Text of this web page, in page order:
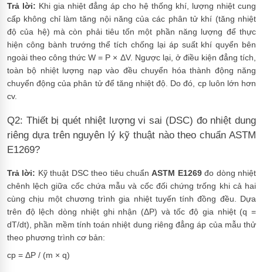
Trả lời: Khi gia nhiệt đẳng áp cho hệ thống khí, lượng nhiệt cung
cấp không chỉ làm tăng nội năng của các phân tử khí (tăng nhiệt
độ của hệ) mà còn phải tiêu tốn một phần năng lượng để thực
hiện công bành trướng thể tích chống lại áp suất khí quyển bên
ngoài theo công thức W = P × ΔV. Ngược lại, ở điều kiện đẳng tích,
toàn bộ nhiệt lượng nạp vào đều chuyển hóa thành động năng
chuyển động của phân tử để tăng nhiệt độ. Do đó, cp luôn lớn hơn
cv.
Q2: Thiết bị quét nhiệt lượng vi sai (DSC) đo nhiệt dung
riêng dựa trên nguyên lý kỹ thuật nào theo chuẩn ASTM
E1269?
Trả lời: Kỹ thuật DSC theo tiêu chuẩnASTM E1269đo dòng nhiệt
chênh lệch giữa cốc chứa mẫu và cốc đối chứng trống khi cả hai
cùng chịu một chương trình gia nhiệt tuyến tính đồng đều. Dựa
trên độ lệch dòng nhiệt ghi nhận (ΔP) và tốc độ gia nhiệt (q =
dT/dt), phần mềm tính toán nhiệt dung riêng đẳng áp của mẫu thử
theo phương trình cơ bản:
cp = ΔP / (m × q)